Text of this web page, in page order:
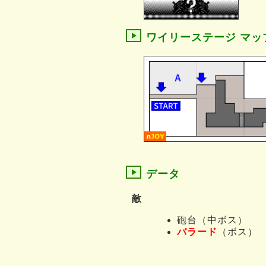
ワイリーステージ マッ
データ
敵
砲台（中ボス）
バラード
（ボス）